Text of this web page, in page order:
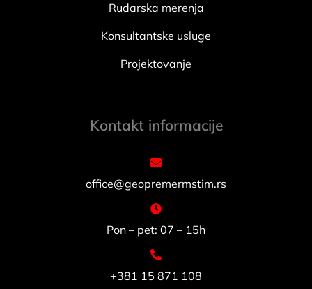
Rudarska merenja
Konsultantske usluge
Projektovanje
Kontakt informacije
office@geopremermstim.rs
Pon – pet: 07 – 15h
+381 15 871 108